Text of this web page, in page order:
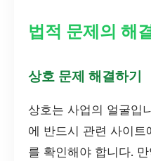
법적 문제의 해
상호 문제 해결하기
상호는 사업의 얼굴입
에 반드시 관련 사이
를 확인해야 합니다.